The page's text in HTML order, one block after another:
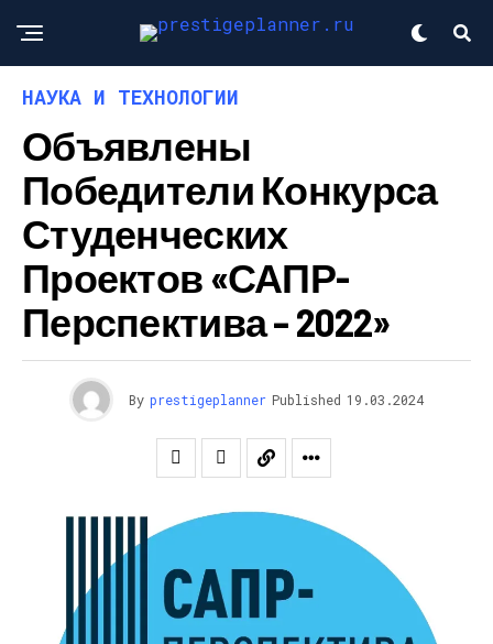
НАУКА И ТЕХНОЛОГИИ
Объявлены
Победители Конкурса
Студенческих
Проектов «САПР-
Перспектива – 2022»
By prestigeplanner Published 19.03.2024